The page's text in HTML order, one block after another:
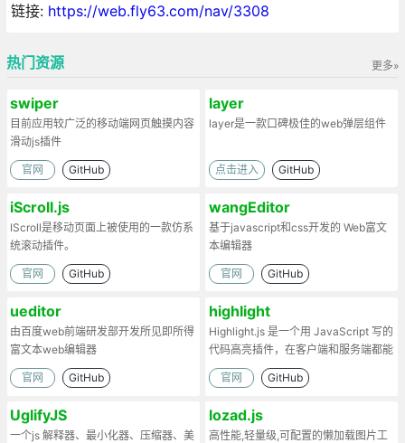
链接: https://web.fly63.com/nav/3308
更多»
热门资源
swiper
目前应用较广泛的移动端网页触摸内容
滑动js插件
官网 GitHub
layer
layer是一款口碑极佳的web弹层组件
点击进入 GitHub
iScroll.js
IScroll是移动页面上被使用的一款仿系
统滚动插件。
官网 GitHub
wangEditor
基于javascript和css开发的 Web富文
本编辑器
官网 GitHub
ueditor
由百度web前端研发部开发所见即所得
富文本web编辑器
官网 GitHub
highlight
Highlight.js 是一个用 JavaScript 写的
代码高亮插件，在客户端和服务端都能
工作。
官网 GitHub
UglifyJS
一个js 解释器、最小化器、压缩器、美
lozad.js
高性能,轻量级,可配置的懒加载图片工